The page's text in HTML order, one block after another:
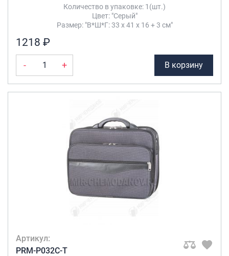
Количество в упаковке: 1(шт.)
Цвет: "Серый"
Размер: "В*Ш*Г: 33 х 41 х 16 + 3 см"
1218 ₽
- + В корзину
Артикул:
PRM-P032C-T